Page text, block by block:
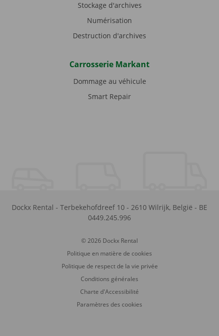
Stockage d'archives
Numérisation
Destruction d'archives
Carrosserie Markant
Dommage au véhicule
Smart Repair
Dockx Rental - Terbekehofdreef 10 - 2610 Wilrijk, België - BE
0449.245.996
© 2026 Dockx Rental
Politique en matière de cookies
Politique de respect de la vie privée
Conditions générales
Charte d'Accessibilité
Paramètres des cookies